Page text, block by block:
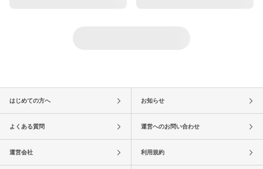
はじめての方へ お知らせ
よくある質問 運営へのお問い合わせ
運営会社 利用規約